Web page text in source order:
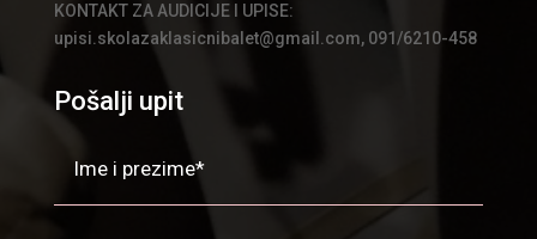
KONTAKT ZA AUDICIJE I UPISE:
upisi.skolazaklasicnibalet@gmail.com, 091/6210-458
Pošalji upit